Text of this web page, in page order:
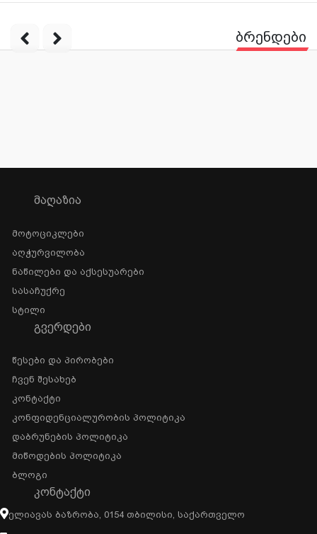
ბრენდები
ᲛᲐᲦᲐᲖᲘᲐ
Მოტოციკლები
Აღჭურვილობა
Ნაწილები Და Აქსესუარები
Სასაჩუქრე
Სტილი
ᲒᲕᲔᲠᲓᲔᲑᲘ
Წესები Და Პირობები
Ჩვენ Შესახებ
Კონტაქტი
Კონფიდენციალურობის Პოლიტიკა
Დაბრუნების Პოლიტიკა
Მიწოდების Პოლიტიკა
Ბლოგი
ᲙᲝᲜᲢᲐᲥᲢᲘ
Ელიავას Ბაზრობა, 0154 Თბილისი, Საქართველო